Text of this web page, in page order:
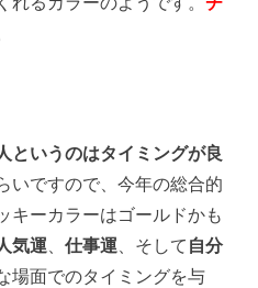
というのはタイミングが良
いですので、今年の総合的
キーカラーはゴールドかも
気運 、仕事運 、そして 自分
場面でのタイミングを与